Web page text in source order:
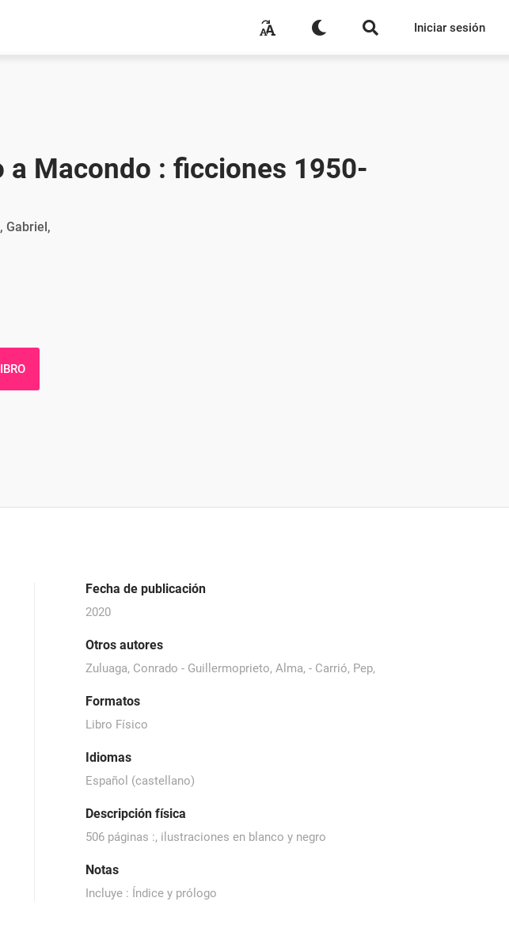
Iniciar sesión
a Macondo : ficciones 1950-
Gabriel,
Fecha de publicación
2020
Otros autores
Zuluaga, Conrado - Guillermoprieto, Alma, - Carrió, Pep,
Formatos
Libro Físico
Idiomas
Español (castellano)
Descripción física
506 páginas :, ilustraciones en blanco y negro
Notas
Incluye : Índice y prólogo